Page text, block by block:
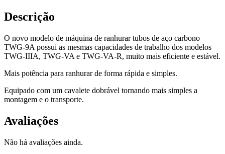
Descrição
O novo modelo de máquina de ranhurar tubos de aço carbono
TWG-9A possui as mesmas capacidades de trabalho dos modelos
TWG-IIIA, TWG-VA e TWG-VA-R, muito mais eficiente e estável.
Mais potência para ranhurar de forma rápida e simples.
Equipado com um cavalete dobrável tornando mais simples a
montagem e o transporte.
Avaliações
Não há avaliações ainda.